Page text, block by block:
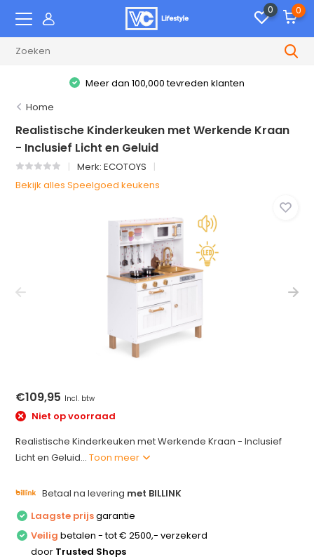
0 0
tevreden klanten
Home
Realistische Kinderkeuken met Werkende Kraan
- Inclusief Licht en Geluid
Merk:ECOTOYS
Bekijk alles Speelgoed keukens
€109,95 Incl. btw
Niet op voorraad
Realistische Kinderkeuken met Werkende Kraan - Inclusief
Licht en Geluid...Toon meer
Betaal na levering met BILLINK
Laagste prijsgarantie
Veilig betalen - tot € 2500,- verzekerd
door Trusted Shops